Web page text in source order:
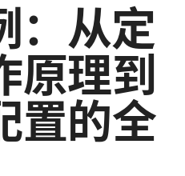
：从定
原理到
置的全